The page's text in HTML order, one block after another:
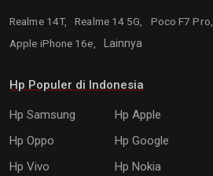
Realme 14T, Realme 14 5G, Poco F7 Pro,
Apple iPhone 16e,
Lainnya
Hp Populer di Indonesia
Hp Samsung Hp Apple
Hp Oppo
Hp Google
Hp Vivo
Hp Nokia